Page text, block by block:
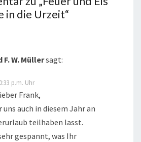
in die Urzeit“
F. W. Müllersagt:
p.m. Uhr
Frank,
uns auch in diesem Jahr an
teilhaben lasst.
gespannt, was Ihr